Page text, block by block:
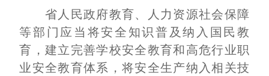
省人民政府教育、人力资源社会保障
等部门应当将安全知识普及纳入国民教
育，建立完善学校安全教育和高危行业职
业安全教育体系，将安全生产纳入相关技